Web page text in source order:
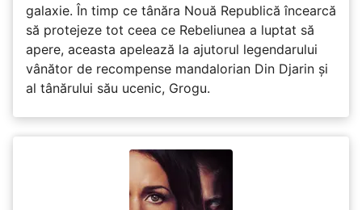
galaxie. În timp ce tânăra Nouă Republică încearcă
să protejeze tot ceea ce Rebeliunea a luptat să
apere, aceasta apelează la ajutorul legendarului
vânător de recompense mandalorian Din Djarin și
al tânărului său ucenic, Grogu.